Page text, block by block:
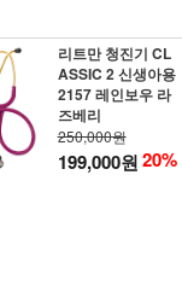
리트만 청진기 CL
ASSIC 2 신생아용
2157 레인보우 라
즈베리
250,000원
199,000원20%